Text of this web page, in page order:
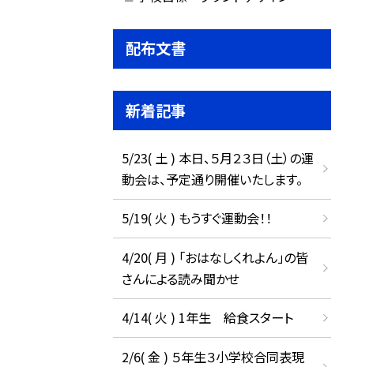
配布文書
新着記事
5/23( 土 ) 本日、５月２３日（土）の運
動会は、予定通り開催いたします。
5/19( 火 ) もうすぐ運動会！！
4/20( 月 ) 「おはなしくれよん」の皆
さんによる読み聞かせ
4/14( 火 ) 1年生 給食スタート
2/6( 金 ) ５年生３小学校合同表現